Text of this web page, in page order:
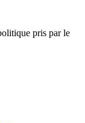
pris par le